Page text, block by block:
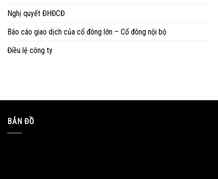
Nghị quyết ĐHĐCĐ
Báo cáo giao dịch của cổ đông lớn – Cổ đông nội bộ
Điều lệ công ty
BẢN ĐỒ